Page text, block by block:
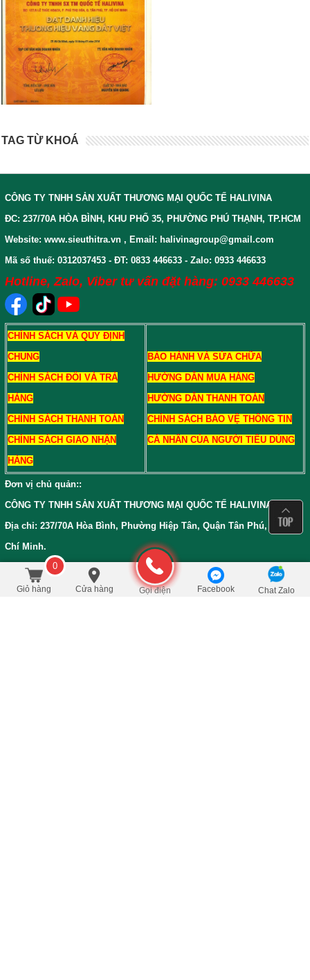
3.640.000 2.550.000đ/Cái Đặt mua
TAG TỪ KHOÁ
CÔNG TY TNHH SẢN XUẤT THƯƠNG MẠI QUỐC TẾ HALIVINA
ĐC: 237/70A HÒA BÌNH, KHU PHỐ 35, PHƯỜNG PHÚ THẠNH, TP.HCM
Website: www.sieuthitra.vn , Email: halivinagroup@gmail.com
Mã số thuế: 0312037453 - ĐT: 0833 446633 - Zalo: 0933 446633
Hotline, Zalo, Viber tư vấn đặt hàng: 0933 446633
CHÍNH SÁCH VÀ QUY ĐỊNH
CHUNG
CHÍNH SÁCH ĐỔI VÀ TRẢ
HÀNG
CHÍNH SÁCH THANH TOÁN
CHÍNH SÁCH GIAO NHẬN
HÀNG
BẢO HÀNH VÀ SỬA CHỮA
HƯỚNG DẪN MUA HÀNG
HƯỚNG DẪN THANH TOÁN
CHÍNH SÁCH BẢO VỆ THÔNG TIN
CÁ NHÂN CỦA NGƯỜI TIÊU DÙNG
Đơn vị chủ quản::
CÔNG TY TNHH SẢN XUẤT THƯƠNG MẠI QUỐC TẾ HALIVINA
Địa chỉ: 237/70A Hòa Bình, Phường Hiệp Tân, Quận Tân Phú, TP Hồ
Chí Minh.
GPKD: 0312037453, cấp ngày 05/11/2012 Tại Sở Kế Hoạch và Đầu Tư
TPHCM
0
Giỏ hàng Cửa hàng Gọi điện Facebook Chat Zalo